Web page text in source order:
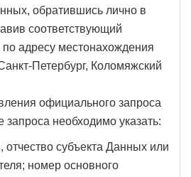
обратившись лично в
соответствующий
адресу местонахождения
Петербург, Коломяжский
официального запроса
запроса необходимо указать:
субъекта Данных или
номер основного